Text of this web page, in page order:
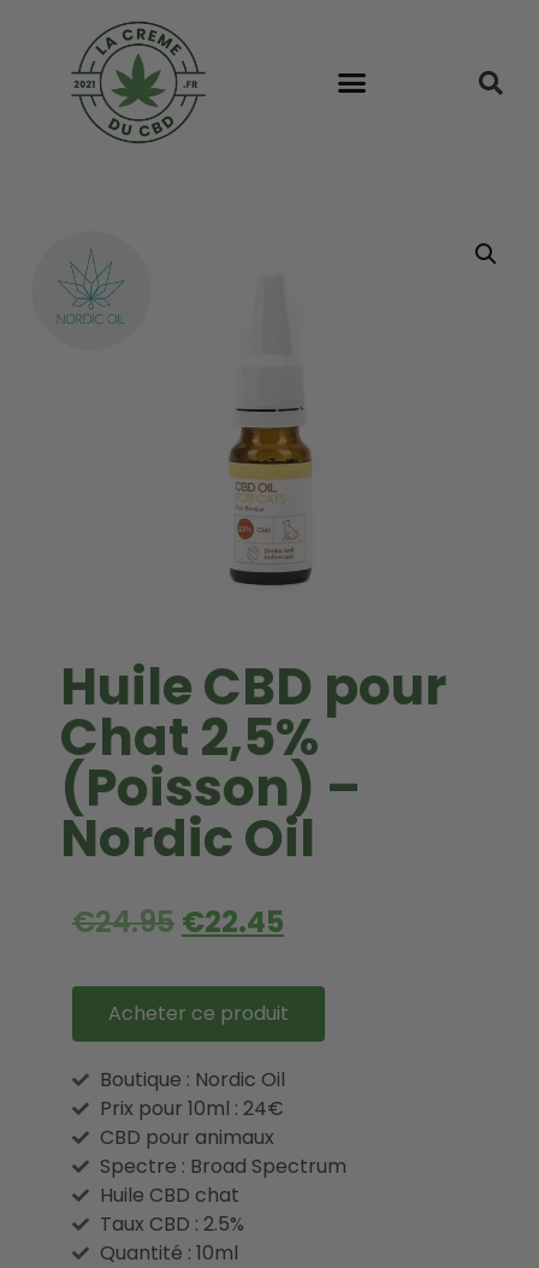
Huile CBD pour
Chat 2,5%
(Poisson) –
Nordic Oil
€24.95 €22.45
Acheter ce produit
Boutique : Nordic Oil
Prix pour 10ml : 24€
CBD pour animaux
Spectre : Broad Spectrum
Huile CBD chat
Taux CBD : 2.5%
Quantité : 10ml